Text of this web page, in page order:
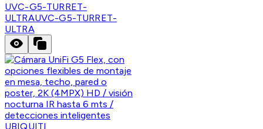
UVC-G5-TURRET-
ULTRAUVC-G5-TURRET-
ULTRA
UBIQUITI